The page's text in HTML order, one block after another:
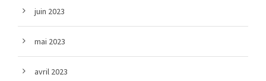
juin 2023
mai 2023
avril 2023